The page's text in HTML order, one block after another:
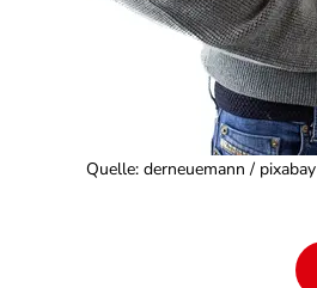
Quelle: derneuemann / pixabay